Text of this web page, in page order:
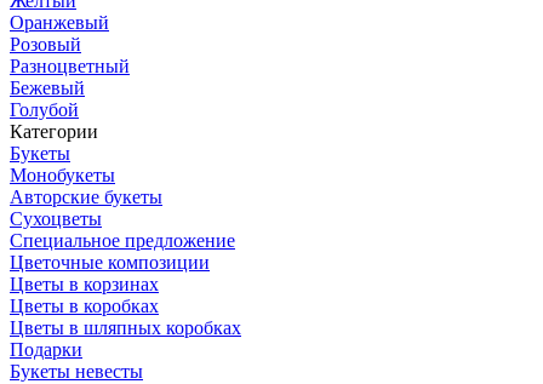
Оранжевый
Розовый
Разноцветный
Бежевый
Голубой
Категории
Букеты
Монобукеты
Авторские букеты
Сухоцветы
Специальное предложение
Цветочные композиции
Цветы в корзинах
Цветы в коробках
Цветы в шляпных коробках
Подарки
Букеты невесты